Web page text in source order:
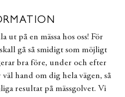
ut på en mässa hos oss! För
gå så smidigt som möjligt
bra före, under och efter
väl hand om dig hela vägen, så
resultat på mässgolvet. Vi